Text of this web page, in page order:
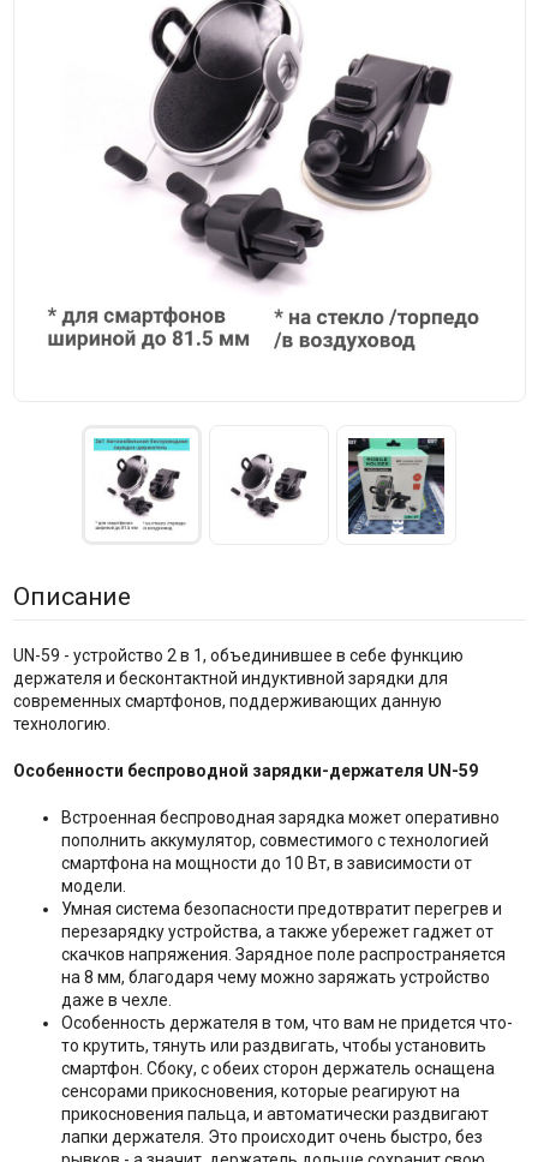
Описание
UN-59 - устройство 2 в 1, объединившее в себе функцию
держателя и бесконтактной индуктивной зарядки для
современных смартфонов, поддерживающих данную
технологию.
Особенности беспроводной зарядки-держателя UN-59
Встроенная беспроводная зарядка может оперативно
пополнить аккумулятор, совместимого с технологией
смартфона на мощности до 10 Вт, в зависимости от
модели.
Умная система безопасности предотвратит перегрев и
перезарядку устройства, а также убережет гаджет от
скачков напряжения. Зарядное поле распространяется
на 8 мм, благодаря чему можно заряжать устройство
даже в чехле.
Особенность держателя в том, что вам не придется что-
то крутить, тянуть или раздвигать, чтобы установить
смартфон. Сбоку, с обеих сторон держатель оснащена
сенсорами прикосновения, которые реагируют на
прикосновения пальца, и автоматически раздвигают
лапки держателя. Это происходит очень быстро, без